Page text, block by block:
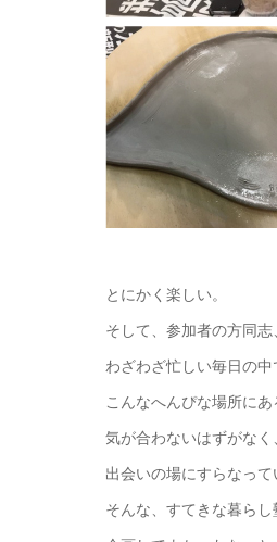
とにかく楽しい。
そして、参加者の方同
わざわざ忙しい毎日の
こんなへんぴな場所に
気が合わないはずがなく
出会いの場にすらなって
そんな、すてきな暮ら